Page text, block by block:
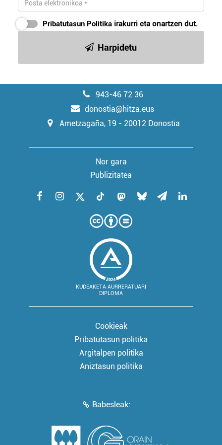
Pribatutasun Politika irakurri eta onartzen dut.
Harpidetu
943-46 72 36
donostia@hitza.eus
Ametzagaña, 19 - 20012 Donostia
Nor gara
Publizitatea
KUDEAKETA AURRERATUARI
DIPLOMA
Cookieak
Pribatutasun politika
Argitalpen politika
Aniztasun politika
Babesleak: